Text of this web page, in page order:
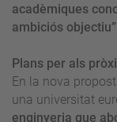
acadèmiques
ambiciós objectiu”
Plans per als
En la nova
una universitat
enginyeria que